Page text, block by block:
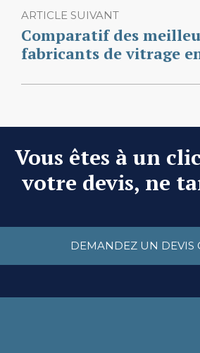
ARTICLE SUIVANT
Comparatif des
fabricants de vitrage
Vous êtes à un
votre devis, ne
DEMANDEZ UN DEVIS